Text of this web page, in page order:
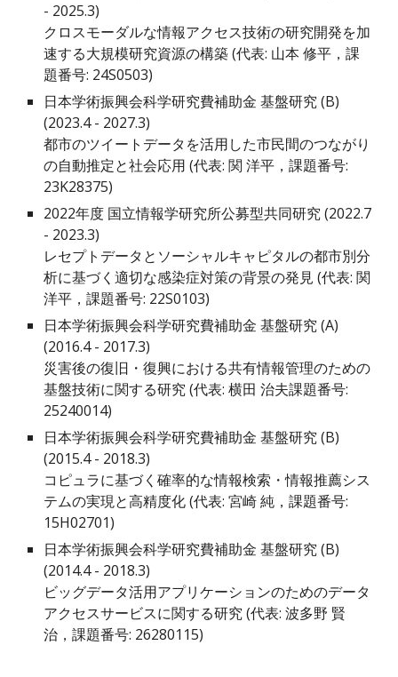
- 2025.3)
クロスモーダルな情報アクセス技術の研究開発を加
速する大規模研究資源の構築(代表: 山本 修平，課
題番号: 24S0503)
日本学術振興会科学研究費補助金 基盤研究 (B)
(2023.4 - 2027.3)
都市のツイートデータを活用した市民間のつながり
の自動推定と社会応用 (代表:関 洋平，課題番号:
23K28375)
2022年度 国立情報学研究所公募型共同研究(2022.7
- 2023.3)
レセプトデータとソーシャルキャピタルの都市別分
析に基づく適切な感染症対策の背景の発見 (代表: 関
洋平，課題番号: 22S0103)
日本学術振興会科学研究費補助金 基盤研究 (A)
(2016.4 - 2017.3)
災害後の復旧・復興における共有情報管理のための
基盤技術に関する研究 (代表:横田 治夫課題番号:
25240014)
日本学術振興会科学研究費補助金 基盤研究 (B)
(2015.4 - 2018.3)
コピュラに基づく確率的な情報検索・情報推薦シス
テムの実現と高精度化 (代表: 宮崎純，課題番号:
15H02701)
日本学術振興会科学研究費補助金 基盤研究 (B)
(2014.4 - 2018.3)
ビッグデータ活用アプリケーションのためのデータ
アクセスサービスに関する研究(代表:波多野 賢
治 ，課題番号: 26280115)